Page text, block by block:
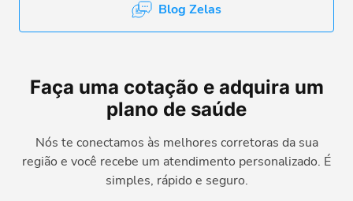
Blog Zelas
Faça uma cotação e adquira um
plano de saúde
Nós te conectamos às melhores corretoras da sua
região e você recebe um atendimento personalizado. É
simples, rápido e seguro.